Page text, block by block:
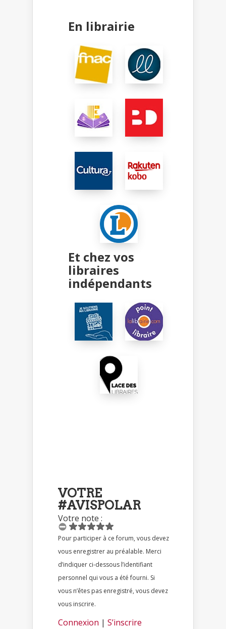
En librairie
Et chez vos
libraires
indépendants
VOTRE
#AVISPOLAR
Votre note :
Pour participer à ce forum, vous devez
vous enregistrer au préalable. Merci
d’indiquer ci-dessous l’identifiant
personnel qui vous a été fourni. Si
vous n’êtes pas enregistré, vous devez
vous inscrire.
Connexion | S’inscrire